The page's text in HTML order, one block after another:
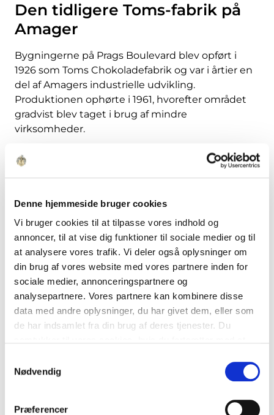
Denne hjemmeside bruger cookies
Vi bruger cookies til at tilpasse vores indhold og
annoncer, til at vise dig funktioner til sociale medier og til
at analysere vores trafik. Vi deler også oplysninger om
din brug af vores website med vores partnere inden for
sociale medier, annonceringspartnere og
analysepartnere. Vores partnere kan kombinere disse
data med andre oplysninger, du har givet dem, eller som
de har indsamlet fra din brug af deres tjenester. Du
Nødvendig
Præferencer
Den tidligere Toms-fabrik på
Amager
Bygningerne på Prags Boulevard blev opført i
1926 som Toms Chokoladefabrik og var i årtier en
del af Amagers industrielle udvikling.
Produktionen ophørte i 1961, hvorefter området
gradvist blev taget i brug af mindre
virksomheder.
De tidligere fabriksbygninger danner i dag
rammen om et erhvervsmiljø med mange
samlet, og den industrielle oprindelse kan stadig
aflæses i både arkitektur og materialer.
Stedet er et tydeligt eksempel på, hvordan
eksisterende bygninger kan videreføres til nye
formål, uden at deres karakter går tabt.